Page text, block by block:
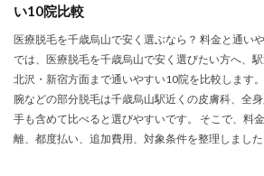
い10院比較
医療脱毛を千歳烏山で安く選ぶなら？ 料金と通い
では、医療脱毛を千歳烏山で安く選びたい方へ、
北沢・新宿方面まで通いやすい10院を比較します
腕などの部分脱毛は千歳烏山駅近くの皮膚科、全
手も含めて比べると選びやすいです。 そこで、料
離、都度払い、追加費用、対象条件を整理しまし